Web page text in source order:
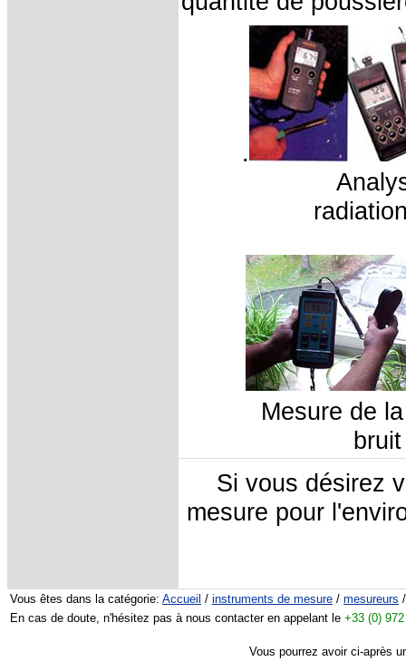
.
Si vous désirez
mesure pour
Vous êtes dans la catégorie: Accueil / instruments de mesure / mesureurs
En cas de doute, n'hésitez pas à nous contacter en appelant le +33 (0)
Vous pourrez avoir ci-après